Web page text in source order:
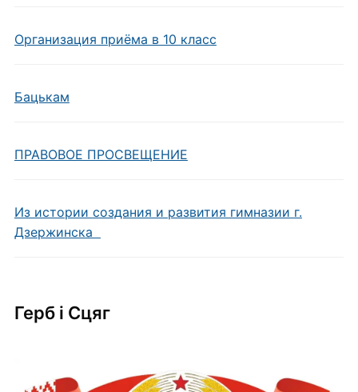
Организация приёма в 10 класс
Бацькам
ПРАВОВОЕ ПРОСВЕЩЕНИЕ
Из истории создания и развития гимназии г.
Дзержинска
Герб i Сцяг